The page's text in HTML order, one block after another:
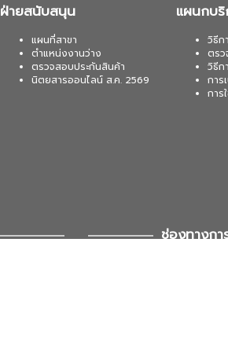
ฝ่ายสนับสนุน
แผนที่สาขา
ตำแหน่งงานว่าง
ตรวจสอบประกันสินค้า
นิตยสารออนไลน์ ส.ค. 2569
แผนกบ
วิธีก
ตรว
วิธีก
การ
การ
ช่องทางกา